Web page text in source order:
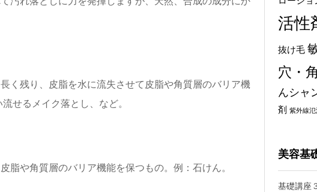
く残り、皮脂を水に流失させて皮脂や角質層のバリア機
せるメイク落とし、など。
や角質層のバリア機能を保つもの。例：石けん。
活性
抜け毛
穴・
んシャ
剤 紫外線氾
美容基
基礎講座